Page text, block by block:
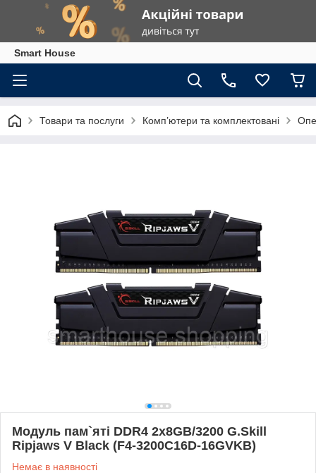
Smart House
Товари та послуги Комп’ютери та комплектовані
Модуль пам`ятi DDR4 2x8GB/3200 G.Skill
Ripjaws V Black (F4-3200C16D-16GVKB)
Немає в наявності